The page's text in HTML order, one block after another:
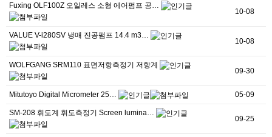
Fuxing OLF100Z 오일레스 소형 에어펌프 공…
10-08
VALUE V-i280SV 냉매 진공펌프 14.4 m3…
10-08
WOLFGANG SRM110 표면저항측정기 저항계
09-30
Mitutoyo Digital Micrometer 25… 05-09
SM-208 휘도계 휘도측정기 Screen lumina…
09-25